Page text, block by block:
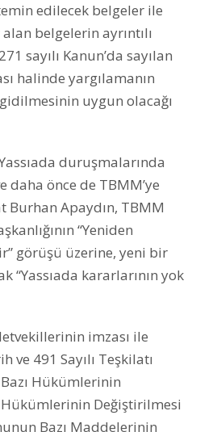
edilecek belgeler ile
belgelerin ayrıntılı
sayılı Kanun’da sayılan
halinde yargılamanın
uygun olacağı
duruşmalarında
daha önce de TBMM’ye
Burhan Apaydın, TBMM
“Yeniden
görüşü üzerine, yeni bir
“Yassıada kararlarının yok
imzası ile
ve 491 Sayılı Teşkilatı
Hükümlerinin
Hükümlerinin Değiştirilmesi
Bazı Maddelerinin